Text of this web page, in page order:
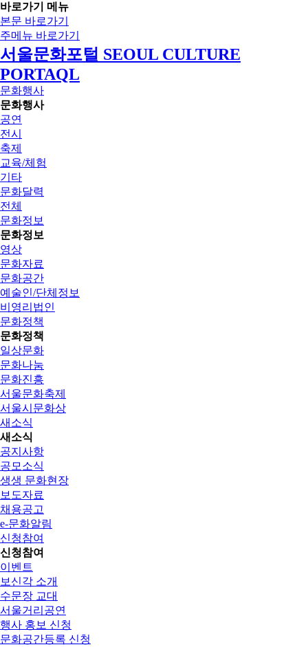
바로가기 메뉴
본문 바로가기
주메뉴 바로가기
서울문화포털 SEOUL CULTURE
PORTAQL
문화행사
문화행사
공연
전시
축제
교육/체험
기타
문화달력
전체
문화정보
문화정보
영상
문화자료
문화공간
예술인/단체정보
비영리법인
문화정책
문화정책
일상문화
문화나눔
문화진흥
서울문화축제
서울시문화상
새소식
새소식
공지사항
공모소식
생생 문화현장
보도자료
채용공고
e-문화알림
신청참여
신청참여
이벤트
보신각 소개
수문장 교대
서울거리공연
행사 홍보 신청
문화공간등록 신청